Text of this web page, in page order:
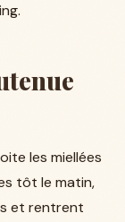
les miellées
tôt le matin,
et rentrent